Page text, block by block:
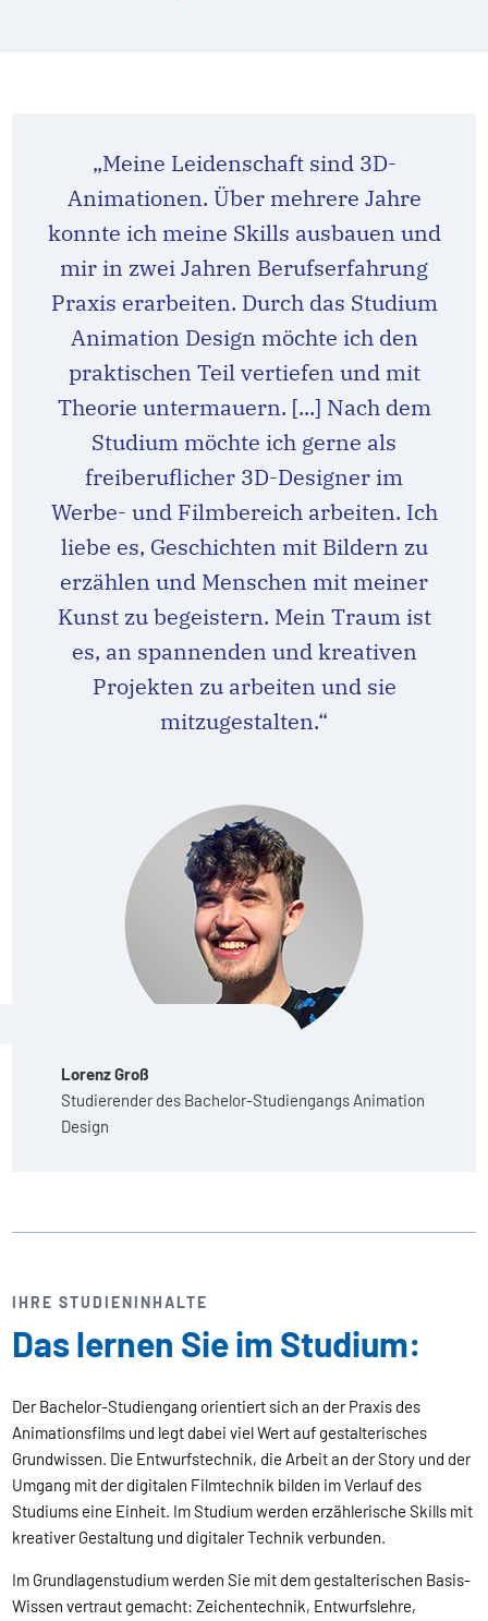
„Meine Leidenschaft sind 3D-
Animationen. Über mehrere Jahre
konnte ich meine Skills ausbauen und
mir in zwei Jahren Berufserfahrung
Praxis erarbeiten. Durch das Studium
Animation Design möchte ich den
praktischen Teil vertiefen und mit
Theorie untermauern. [...] Nach dem
Studium möchte ich gerne als
freiberuflicher 3D-Designer im
Werbe- und Filmbereich arbeiten. Ich
liebe es, Geschichten mit Bildern zu
erzählen und Menschen mit meiner
Kunst zu begeistern. Mein Traum ist
es, an spannenden und kreativen
Projekten zu arbeiten und sie
mitzugestalten.“
Lorenz Groß
Studierender des Bachelor-Studiengangs Animation
Design
IHRE STUDIENINHALTE
Das lernen Sie im Studium:
Der Bachelor-Studiengang orientiert sich an der Praxis des
Animationsfilms und legt dabei viel Wert auf gestalterisches
Grundwissen. Die Entwurfstechnik, die Arbeit an der Story und der
Umgang mit der digitalen Filmtechnik bilden im Verlauf des
Studiums eine Einheit. Im Studium werden erzählerische Skills mit
kreativer Gestaltung und digitaler Technik verbunden.
Im Grundlagenstudium werden Sie mit dem gestalterischen Basis-
Wissen vertraut gemacht: Zeichentechnik, Entwurfslehre,